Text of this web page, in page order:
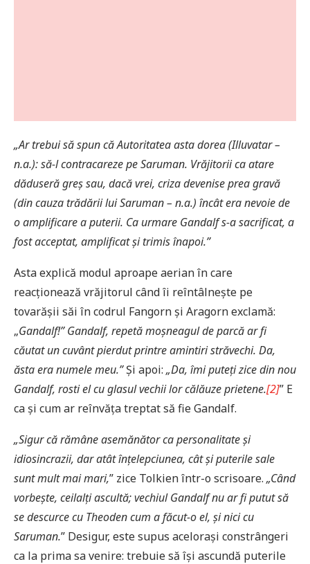
„Ar trebui să spun că Autoritatea asta dorea (Illuvatar –
n.a.): să-l contracareze pe Saruman. Vrăjitorii ca atare
dăduseră greș sau, dacă vrei, criza devenise prea gravă
(din cauza trădării lui Saruman – n.a.) încât era nevoie de
o amplificare a puterii. Ca urmare Gandalf s-a sacrificat, a
fost acceptat, amplificat și trimis înapoi.”
Asta explică modul aproape aerian în care
reacționează vrăjitorul când îi reîntâlnește pe
tovarășii săi în codrul Fangorn și Aragorn exclamă:
„Gandalf!” Gandalf, repetă moșneagul de parcă ar fi
căutat un cuvânt pierdut printre amintiri străvechi. Da,
ăsta era numele meu.”Și apoi: „Da, îmi puteți zice din nou
Gandalf, rosti el cu glasul vechii lor călăuze prietene.[2]” E
ca și cum ar reînvăța treptat să fie Gandalf.
„Sigur că rămâne asemănător ca personalitate și
idiosincrazii, dar atât înțelepciunea, cât și puterile sale
sunt mult mai mari,” zice Tolkien într-o scrisoare. „Când
vorbește, ceilalți ascultă; vechiul Gandalf nu ar fi putut să
se descurce cu Theoden cum a făcut-o el, și nici cu
Saruman.” Desigur, este supus acelorași constrângeri
ca la prima sa venire: trebuie să își ascundă puterile